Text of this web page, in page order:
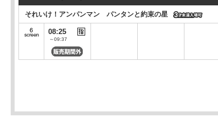
それいけ！アンパンマン パンタンと約束の星
08:25
～09:37